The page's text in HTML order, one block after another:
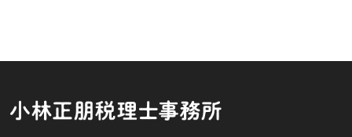
利益の方程式について解説～(初心者向け)
2024.06.28